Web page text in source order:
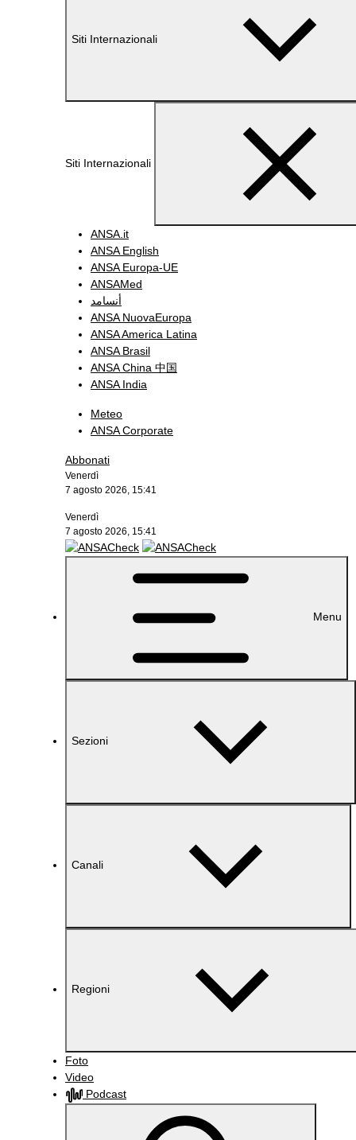
Siti Internazionali
Siti Internazionali
ANSA.it
ANSA English
ANSA Europa-UE
ANSAMed
أنسامد
ANSA NuovaEuropa
ANSA America Latina
ANSA Brasil
ANSA China 中国
ANSA India
Meteo
ANSA Corporate
Abbonati
Venerdì
7 agosto 2026, 15:41
Venerdì
7 agosto 2026, 15:41
Menu
Sezioni
Canali
Regioni
Foto
Video
Podcast